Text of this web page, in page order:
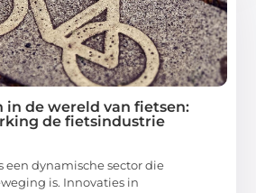
in de wereld van fietsen:
de fietsindustrie
een dynamische sector die
is. Innovaties in